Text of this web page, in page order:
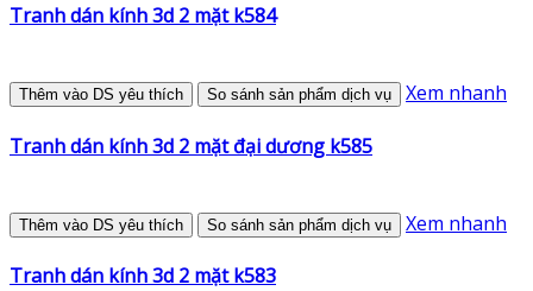
Tranh dán kính 3d 2 mặt k584
Thêm vào DS yêu thích So sánh sản phẩm dịch vụ Xem nhanh
Tranh dán kính 3d 2 mặt đại dương k585
Thêm vào DS yêu thích So sánh sản phẩm dịch vụ Xem nhanh
Tranh dán kính 3d 2 mặt k583